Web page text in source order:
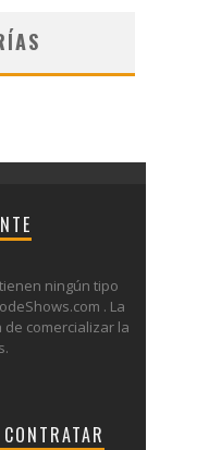
ningún tipo
. La
comercializar la